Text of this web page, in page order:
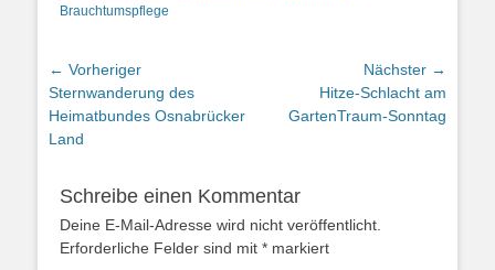
Brauchtumspflege
Beitragsnavigation
← Vorheriger
Vorheriger
Beitrag:
Sternwanderung des
Heimatbundes Osnabrücker
Land
Nächster →
Beitrag:
Hitze-Schlacht am
GartenTraum-Sonntag
Schreibe einen Kommentar
Deine E-Mail-Adresse wird nicht veröffentlicht.
Erforderliche Felder sind mit * markiert